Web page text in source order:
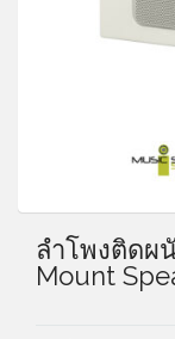
ลำโพงติดผ
Mount